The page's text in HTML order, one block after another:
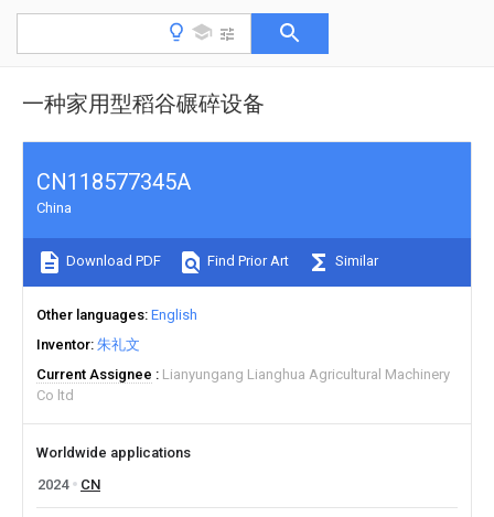
一种家用型稻谷碾碎设备
CN118577345A
China
Download PDF Find Prior Art Similar
Other languages English
Inventor 朱礼文
Current Assignee
Lianyungang Lianghua Agricultural Machinery
Co ltd
Worldwide applications
2024
CN